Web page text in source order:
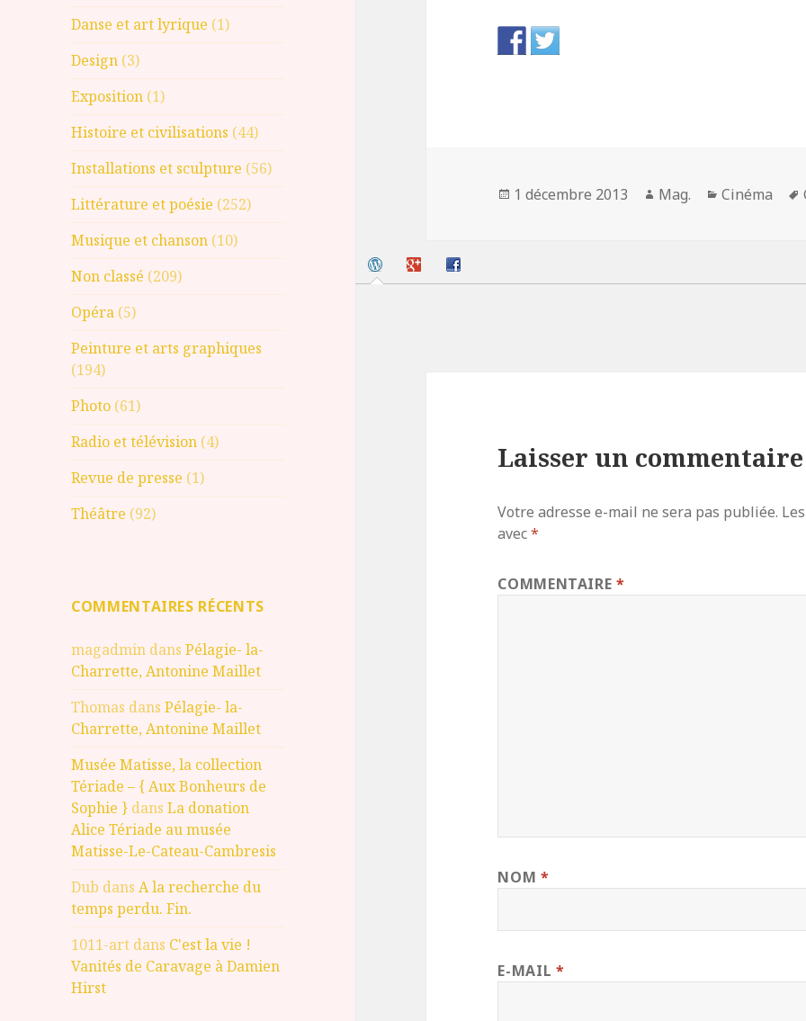
Danse et art lyrique (1)
Design (3)
Exposition (1)
Histoire et civilisations (44)
Installations et sculpture (56)
Littérature et poésie (252)
Musique et chanson (10)
Non classé (209)
Opéra (5)
Peinture et arts graphiques
(194)
Photo (61)
Radio et télévision (4)
Revue de presse (1)
Théâtre (92)
COMMENTAIRES RÉCENTS
magadmin dansPélagie- la-
Charrette, Antonine Maillet
Thomas dansPélagie- la-
Charrette, Antonine Maillet
Musée Matisse, la collection
Tériade – { Aux Bonheurs de
Sophie } dansLa donation
Alice Tériade au musée
Matisse-Le-Cateau-Cambresis
Dub dansA la recherche du
temps perdu. Fin.
1011-art dans C'est la vie !
Vanités de Caravage à Damien
Hirst
Publié
1 décembre 2013 Auteur
Mag. Catégories
Cinéma
Laisser un commentaire
Votre adresse e-mail ne sera pas publiée.
avec*
COMMENTAIRE*
NOM *
E-MAIL *